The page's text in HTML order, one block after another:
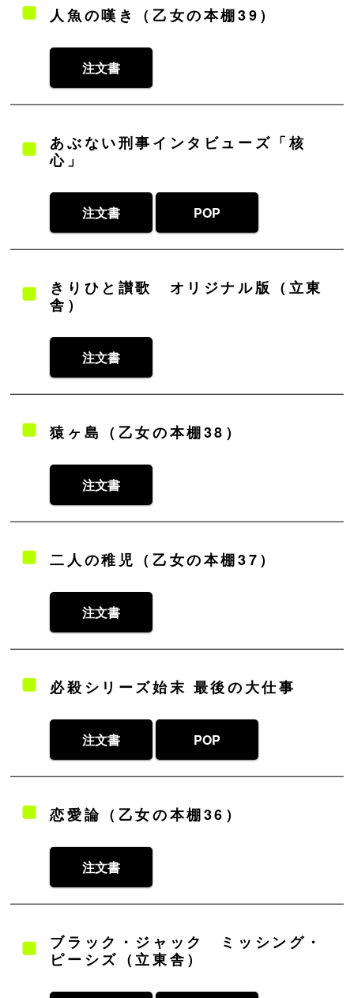
人魚の嘆き（乙女の本棚39）
注文書
あぶない刑事インタビューズ「核
心」
注文書 POP
きりひと讃歌 オリジナル版（立東
舎）
注文書
猿ヶ島（乙女の本棚38）
注文書
二人の稚児（乙女の本棚37）
注文書
必殺シリーズ始末 最後の大仕事
注文書 POP
恋愛論（乙女の本棚36）
注文書
ブラック・ジャック ミッシング・
ピーシズ（立東舎）